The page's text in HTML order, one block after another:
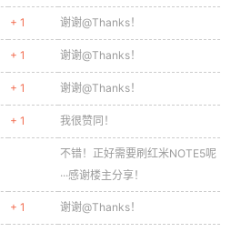
+ 1 谢谢@Thanks！
+ 1 谢谢@Thanks！
+ 1 谢谢@Thanks！
+ 1 我很赞同！
不错！正好需要刷红米NOTE5呢
···感谢楼主分享！
+ 1 谢谢@Thanks！